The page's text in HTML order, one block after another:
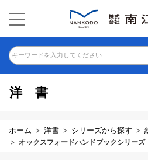
キーワードを入力してください
洋書
ホーム 洋書 シリーズから探す
オックスフォードハンドブックシリーズ